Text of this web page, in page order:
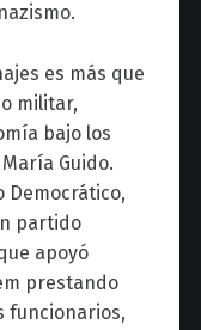
es más que
militar,
bajo los
Guido.
Democrático,
partido
apoyó
prestando
funcionarios,